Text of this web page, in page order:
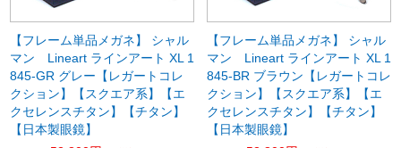
【フレーム単品メガネ】 シャル
マン Lineart ラインアート XL 1
845-GR グレー【レガートコレ
クション】【スクエア系】【エ
クセレンスチタン】【チタン】
【日本製眼鏡】
【フレーム単品メガネ】 シャル
マン Lineart ラインアート XL 1
845-BR ブラウン【レガートコレ
クション】【スクエア系】【エ
クセレンスチタン】【チタン】
【日本製眼鏡】